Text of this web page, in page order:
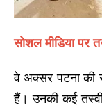
सोशल मीडिया पर
वे अक्सर पटना की
हैं। उनकी कई